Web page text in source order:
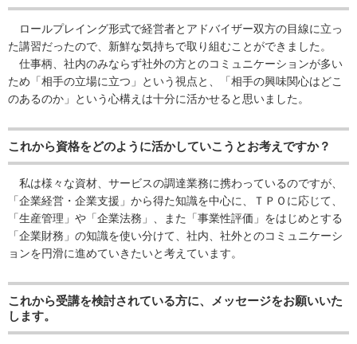
ロールプレイング形式で経営者とアドバイザー双方の目線に立っ
た講習だったので、新鮮な気持ちで取り組むことができました。
仕事柄、社内のみならず社外の方とのコミュニケーションが多い
ため「相手の立場に立つ」という視点と、「相手の興味関心はどこ
のあるのか」という心構えは十分に活かせると思いました。
これから資格をどのように活かしていこうとお考えですか？
私は様々な資材、サービスの調達業務に携わっているのですが、
「企業経営・企業支援」から得た知識を中心に、ＴＰＯに応じて、
「生産管理」や「企業法務」、また「事業性評価」をはじめとする
「企業財務」の知識を使い分けて、社内、社外とのコミュニケーシ
ョンを円滑に進めていきたいと考えています。
これから受講を検討されている方に、メッセージをお願いいた
します。